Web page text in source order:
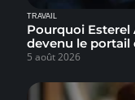
TRAVAIL
Pourquoi Esterel
devenu le portail
5 août 2026